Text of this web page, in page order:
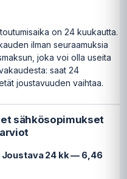
on 24 kuukautta.
ilman seuraamuksia
joka voi olla useita
saat 24
joustavuuden vaihtaa.
sähkösopimukset
Joustava 24 kk — 6,46